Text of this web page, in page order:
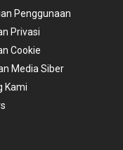
Penggunaan
Privasi
Cookie
Media Siber
Kami